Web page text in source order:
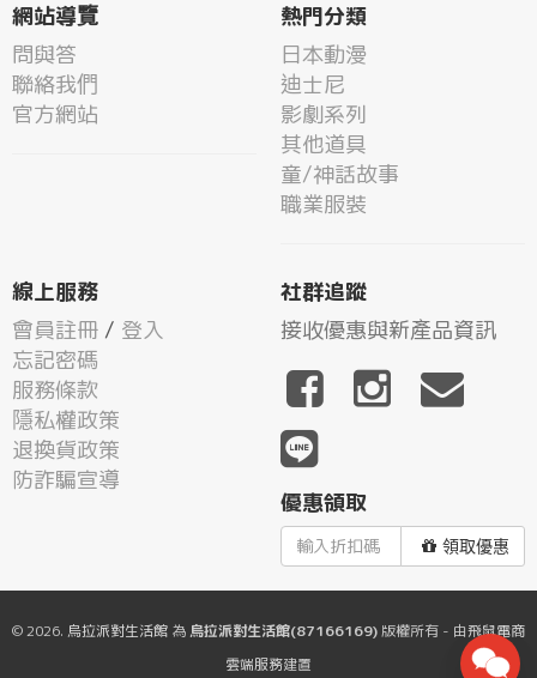
網站導覽
問與答
聯絡我們
官方網站
熱門分類
日本動漫
迪士尼
影劇系列
其他道具
童/神話故事
職業服裝
線上服務
會員註冊 / 登入
忘記密碼
服務條款
隱私權政策
退換貨政策
防詐騙宣導
社群追蹤
接收優惠與新產品資訊
優惠領取
領取優惠
© 2026. 烏拉派對生活館 為 烏拉派對生活館(87166169)版權所有 - 由飛鼠電商
雲端服務建置